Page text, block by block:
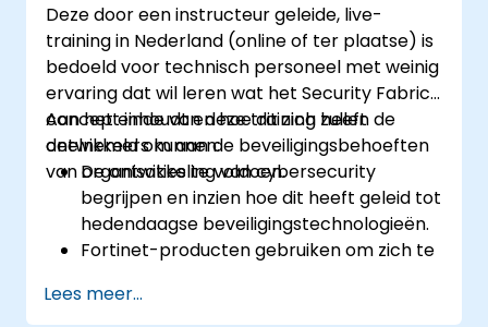
Deze door een instructeur geleide, live-
training in Nederland (online of ter plaatse) is
bedoeld voor technisch personeel met weinig
ervaring dat wil leren wat het Security Fabric-
concept inhoudt en hoe dit zich heeft
ontwikkeld om aan de beveiligingsbehoeften
van organisaties te voldoen.
Aan het einde van deze training zullen de
deelnemers kunnen:
De ontwikkeling van cybersecurity
begrijpen en inzien hoe dit heeft geleid tot
hedendaagse beveiligingstechnologieën.
Fortinet-producten gebruiken om zich te
cyberdreigingen en -aanvallen.
Lees meer...